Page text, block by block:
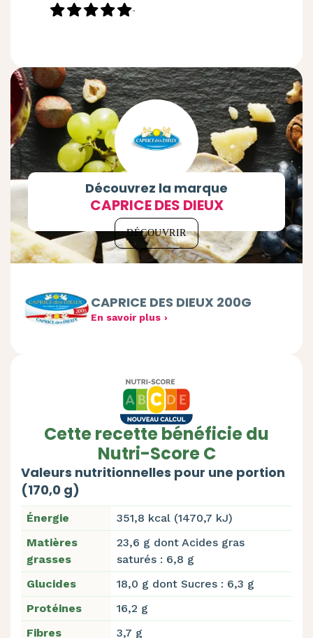
-
Découvrez la marque
CAPRICE DES DIEUX
DÉCOUVRIR
CAPRICE DES DIEUX 200G
En savoir plus
Cette recette bénéficie du
Nutri-Score C
Valeurs nutritionnelles pour une portion
(170,0 g)
Énergie
351,8 kcal (1470,7 kJ)
Matières
grasses
23,6 g dont Acides gras
saturés : 6,8 g
Glucides
18,0 g dont Sucres : 6,3 g
Protéines
16,2 g
Fibres
3,7 g